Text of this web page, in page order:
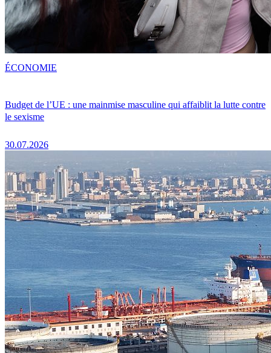
Budget de l’UE : une mainmise masculine qui affaiblit la lutte contre
le sexisme
30.07.2026
ÉCONOMIE